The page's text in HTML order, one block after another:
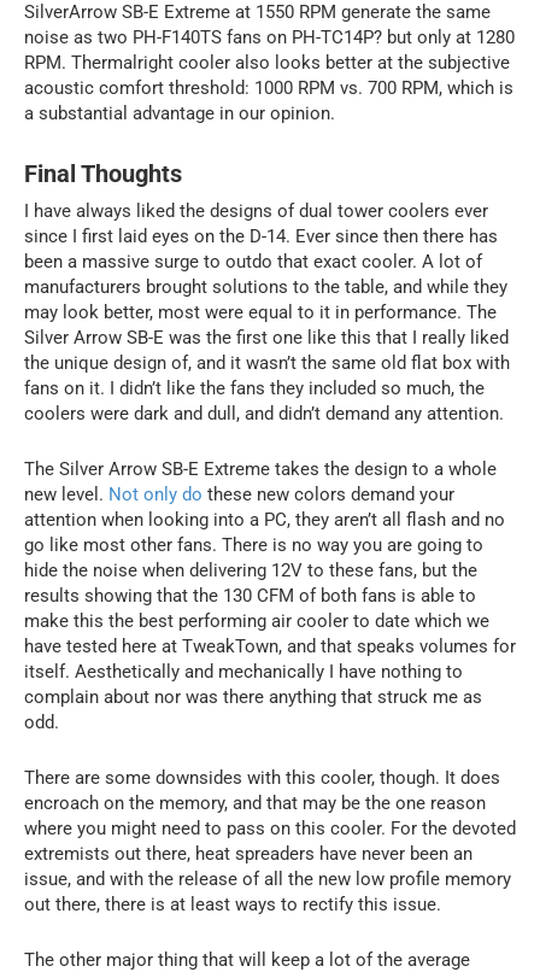
SilverArrow SB-E Extreme at 1550 RPM generate the same
noise as two PH-F140TS fans on PH-TC14P? but only at 1280
RPM. Thermalright cooler also looks better at the subjective
acoustic comfort threshold: 1000 RPM vs. 700 RPM, which is
a substantial advantage in our opinion.
Final Thoughts
I have always liked the designs of dual tower coolers ever
since I first laid eyes on the D-14. Ever since then there has
been a massive surge to outdo that exact cooler. A lot of
manufacturers brought solutions to the table, and while they
may look better, most were equal to it in performance. The
Silver Arrow SB-E was the first one like this that I really liked
the unique design of, and it wasn’t the same old flat box with
fans on it. I didn’t like the fans they included so much, the
coolers were dark and dull, and didn’t demand any attention.
The Silver Arrow SB-E Extreme takes the design to a whole
new level. Not only do these new colors demand your
attention when looking into a PC, they aren’t all flash and no
go like most other fans. There is no way you are going to
hide the noise when delivering 12V to these fans, but the
results showing that the 130 CFM of both fans is able to
make this the best performing air cooler to date which we
have tested here at TweakTown, and that speaks volumes for
itself. Aesthetically and mechanically I have nothing to
complain about nor was there anything that struck me as
odd.
There are some downsides with this cooler, though. It does
encroach on the memory, and that may be the one reason
where you might need to pass on this cooler. For the devoted
extremists out there, heat spreaders have never been an
issue, and with the release of all the new low profile memory
out there, there is at least ways to rectify this issue.
The other major thing that will keep a lot of the average